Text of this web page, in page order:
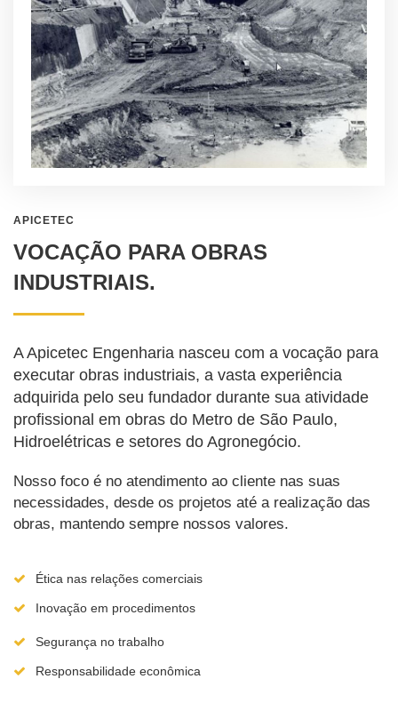
APICETEC
VOCAÇÃO PARA OBRAS
INDUSTRIAIS.
A Apicetec Engenharia nasceu com a vocação para
executar obras industriais, a vasta experiência
adquirida pelo seu fundador durante sua atividade
profissional em obras do Metro de São Paulo,
Hidroelétricas e setores do Agronegócio.
Nosso foco é no atendimento ao cliente nas suas
necessidades, desde os projetos até a realização das
obras, mantendo sempre nossos valores.
Ética nas relações comerciais
Inovação em procedimentos
Segurança no trabalho
Responsabilidade econômica